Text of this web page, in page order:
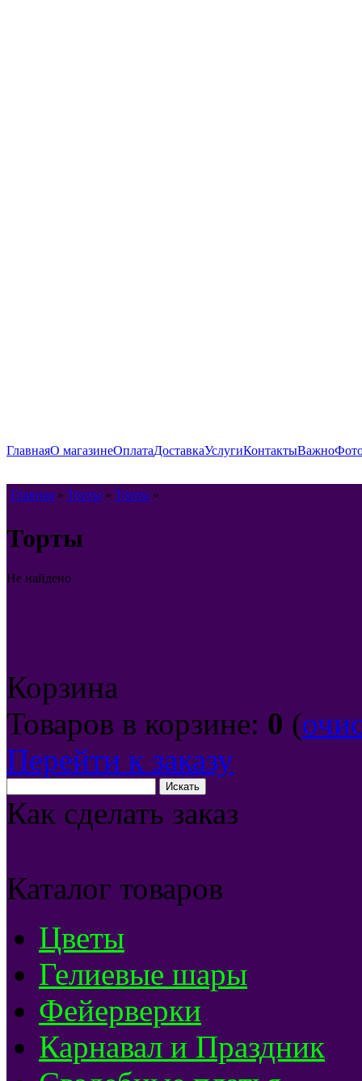
ГлавнаяО магазинеОплатаДоставкаУслугиКонтактыВажно
Главная » Торты » Торты »
Торты
Не найдено
Корзина
Товаров в корзине: 0 (
Перейти к заказу
Как сделать заказ
Каталог товаров
Цветы
Гелиевые шары
Фейерверки
Карнавал и Праздник